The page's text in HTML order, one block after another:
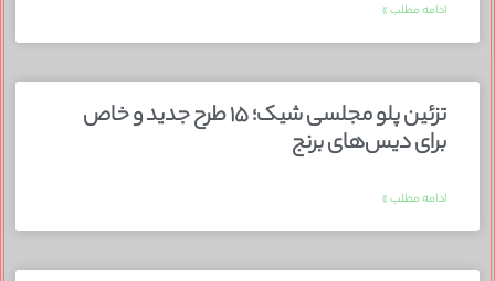
ادامه مطلب »
تزئین پلو مجلسی شیک؛ ۱۵ طرح جدید و خاص
برای دیس‌های برنج
ادامه مطلب »